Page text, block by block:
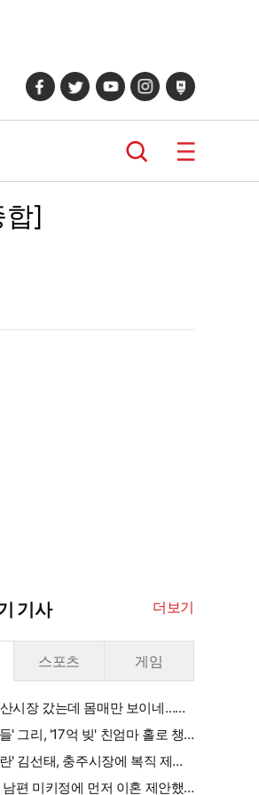
합]
기사 더보기
스포츠 게임
시장 갔는데 몸매만 보이네…볼
탈'
' 그리, '17억 빚' 친엄마 홀로 챙
어, 연락 꾸준히 하는 중"
' 김선태, 충주시장에 복직 제안
생각 있냐" 수척 근황까지 [엑's
편 미키정에 먼저 이혼 제안했